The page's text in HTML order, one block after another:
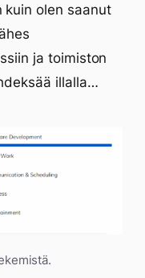
kuin olen saanut
ja toimiston
illalla…